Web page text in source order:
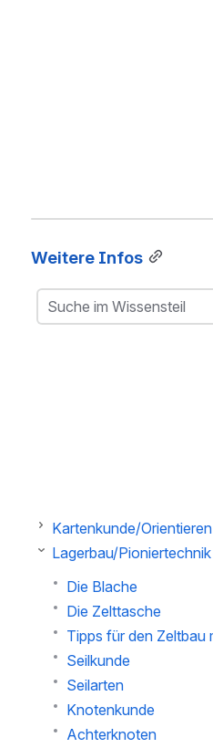
Weitere Infos
Suche
Suche im Wissensteil
Kartenkunde/Orientieren
Lagerbau/Pioniertechnik
Die Blache
Die Zelttasche
Tipps für den Zeltbau
Seilkunde
Seilarten
Knotenkunde
Achterknoten